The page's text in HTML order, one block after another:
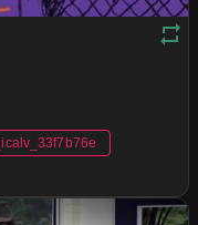
_icalv_33f7b76e